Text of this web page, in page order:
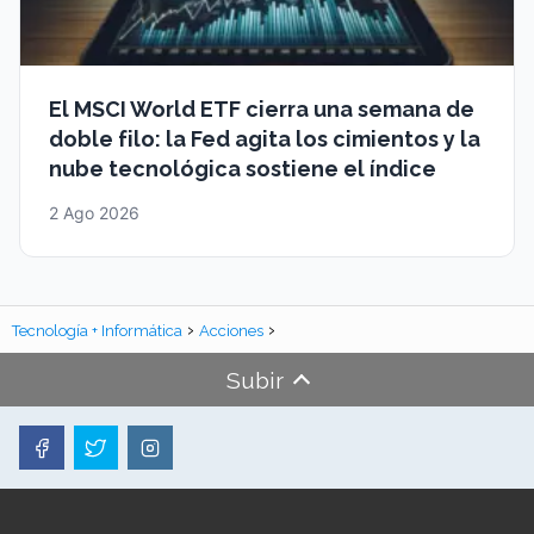
El MSCI World ETF cierra una semana de
doble filo: la Fed agita los cimientos y la
nube tecnológica sostiene el índice
2 Ago 2026
Tecnología + Informática Acciones
Subir